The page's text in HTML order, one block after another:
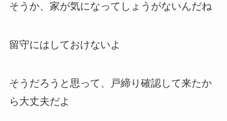
そうか、家が気になってしょうがないんだね
留守にはしておけないよ
そうだろうと思って、戸締り確認して来たか
ら大丈夫だよ